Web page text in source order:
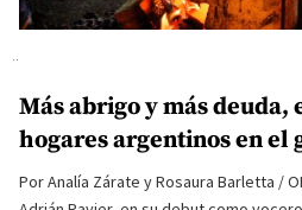
Más abrigo y más deuda,
hogares argentinos en el
Por Analía Zárate y Rosaura Barletta /